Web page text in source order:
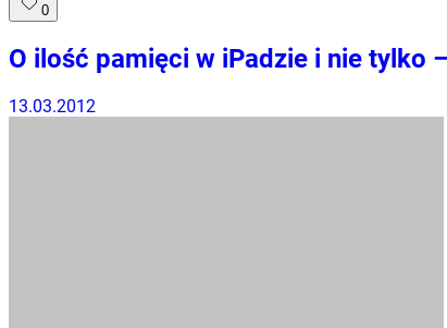
0
O ilość pamięci w iPadzie i nie tylko
13.03.2012